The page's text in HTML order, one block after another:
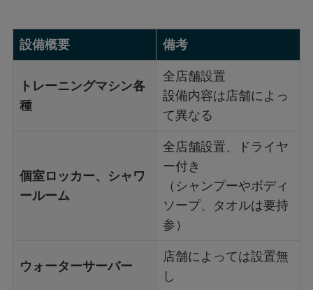
設備概要 備考
トレーニングマシン各
種
全店舗設置
設備内容は店舗によっ
て異なる
個室ロッカー、シャワ
ールーム
全店舗設置、ドライヤ
ー付き
（シャンプーやボディ
ソープ、タオルは要持
参）
ウォーターサーバー
店舗によっては設置無
し